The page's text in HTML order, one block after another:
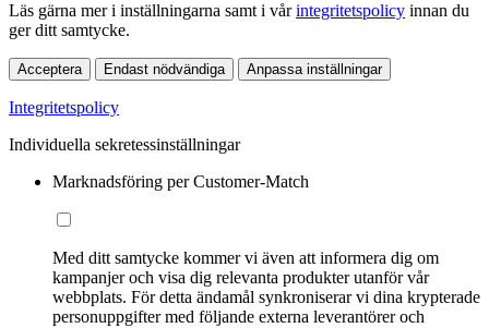
Läs gärna mer i inställningarna samt i vårintegritetspolicy innan du
ger ditt samtycke.
Acceptera Endast nödvändiga Anpassa inställningar
Integritetspolicy
Individuella sekretessinställningar
Marknadsföring per Customer-Match
Med ditt samtycke kommer vi även att informera dig om
kampanjer och visa dig relevanta produkter utanför vår
webbplats. För detta ändamål synkroniserar vi dina krypterade
personuppgifter med följande externa leverantörer och